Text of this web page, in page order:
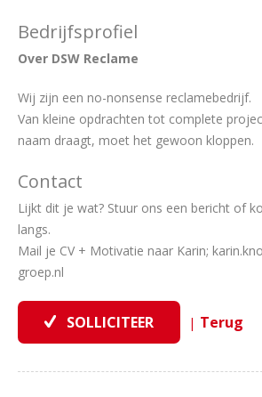
Bedrijfsprofiel
Over DSW Reclame
Wij zijn een no-nonsense reclamebedrijf.
Van kleine opdrachten tot complete
naam draagt, moet het gewoon kloppen.
Contact
Lijkt dit je wat? Stuur ons een bericht of
langs.
Mail je CV + Motivatie naar Karin;
groep.nl
|